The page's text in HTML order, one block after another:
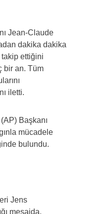
Jean-Claude
dakika dakika
takip ettiğini
bir an. Tüm
iletti.
Başkanı
mücadele
bulundu.
Jens
mesajda,